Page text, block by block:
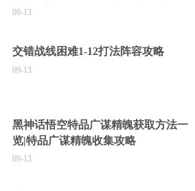
09-13
交错战线困难1-12打法阵容攻略
09-13
黑神话悟空特品广谋精魄获取方法一
览|特品广谋精魄收集攻略
09-13